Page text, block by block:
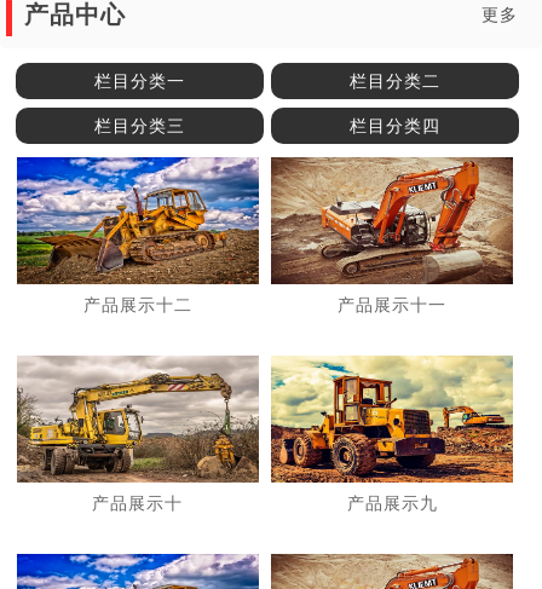
产品中心 更多
栏目分类一 栏目分类二
栏目分类三 栏目分类四
产品展示十二 产品展示十一
产品展示十 产品展示九